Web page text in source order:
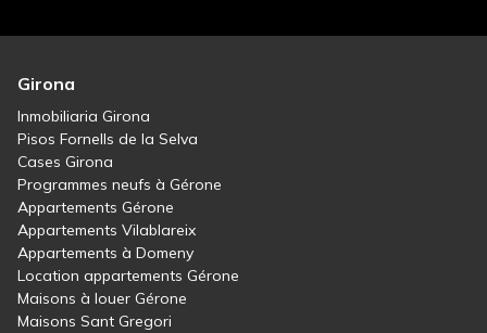
Girona
Inmobiliaria Girona
Pisos Fornells de la Selva
Cases Girona
Programmes neufs à Gérone
Appartements Gérone
Appartements Vilablareix
Appartements à Domeny
Location appartements Gérone
Maisons à louer Gérone
Maisons Sant Gregori